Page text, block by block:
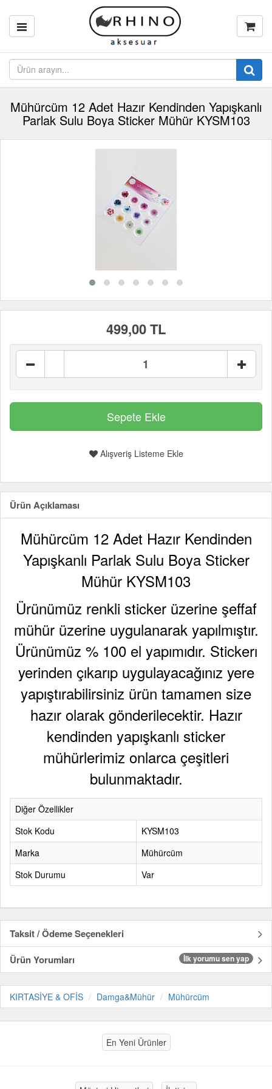
Mühürcüm 12 Adet Hazır Kendinden Yapışkanlı
Parlak Sulu Boya Sticker Mühür KYSM103
499,00 TL
Alışveriş Listeme Ekle
Ürün Açıklaması
Mühürcüm 12 Adet Hazır Kendinden
Yapışkanlı Parlak Sulu Boya Sticker
Mühür KYSM103
Ürünümüz renkli sticker üzerine şeffaf
mühür üzerine uygulanarak yapılmıştır.
Ürünümüz % 100 el yapımıdır. Stickerı
yerinden çıkarıp uygulayacağınız yere
yapıştırabilirsiniz ürün tamamen size
hazır olarak gönderilecektir. Hazır
kendinden yapışkanlı sticker
mühürlerimiz onlarca çeşitleri
bulunmaktadır.
Diğer Özellikler
Stok Kodu
KYSM103
Marka
Mühürcüm
Stok Durumu
Var
Taksit / Ödeme Seçenekleri
Ürün Yorumları
İlk yorumu sen yap
KIRTASİYE & OFİS Damga&Mühür Mühürcüm
En Yeni Ürünler